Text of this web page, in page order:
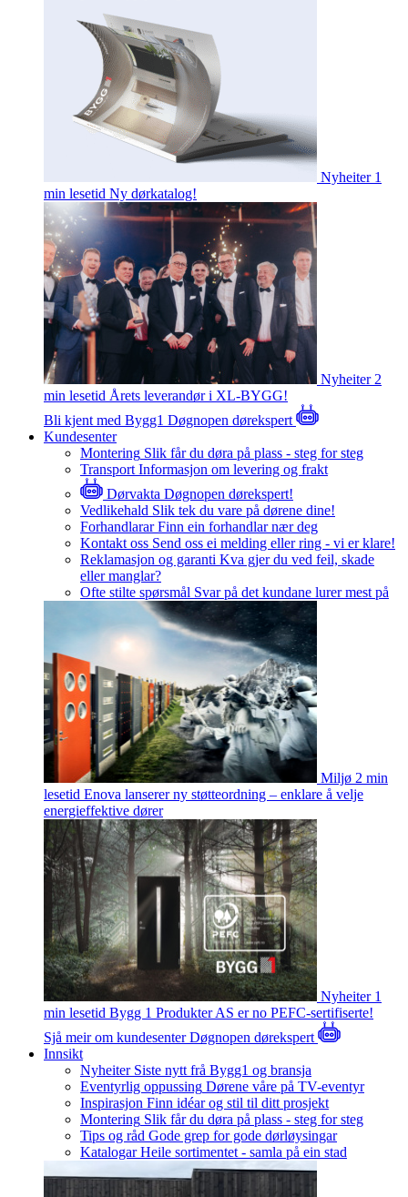
Nyheiter 1
min lesetid Ny dørkatalog!
Nyheiter 2
min lesetid Årets leverandør i XL-BYGG!
Bli kjent med Bygg1 Døgnopen dørekspert
Kundesenter
Montering Slik får du døra på plass - steg for steg
Transport Informasjon om levering og frakt
Dørvakta Døgnopen dørekspert!
Vedlikehald Slik tek du vare på dørene dine!
Forhandlarar Finn ein forhandlar nær deg
Kontakt oss Send oss ei melding eller ring - vi er klare!
Reklamasjon og garanti Kva gjer du ved feil, skade
eller manglar?
Ofte stilte spørsmål Svar på det kundane lurer mest på
Miljø 2 min
lesetid Enova lanserer ny støtteordning – enklare å velje
energieffektive dører
Nyheiter 1
min lesetid Bygg 1 Produkter AS er no PEFC-sertifiserte!
Sjå meir om kundesenterDøgnopen dørekspert
Innsikt
Nyheiter Siste nytt frå Bygg1 og bransja
Eventyrlig oppussing Dørene våre på TV-eventyr
Inspirasjon Finn idéar og stil til ditt prosjekt
Montering Slik får du døra på plass - steg for steg
Tips og råd Gode grep for gode dørløysingar
Katalogar Heile sortimentet - samla på ein stad